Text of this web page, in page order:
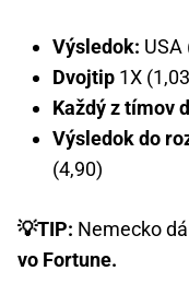
Výsledok: USA
Dvojtip 1X
Každý z tímov
Výsledok do
(4,90)
💡TIP: Nemecko
vo Fortune.